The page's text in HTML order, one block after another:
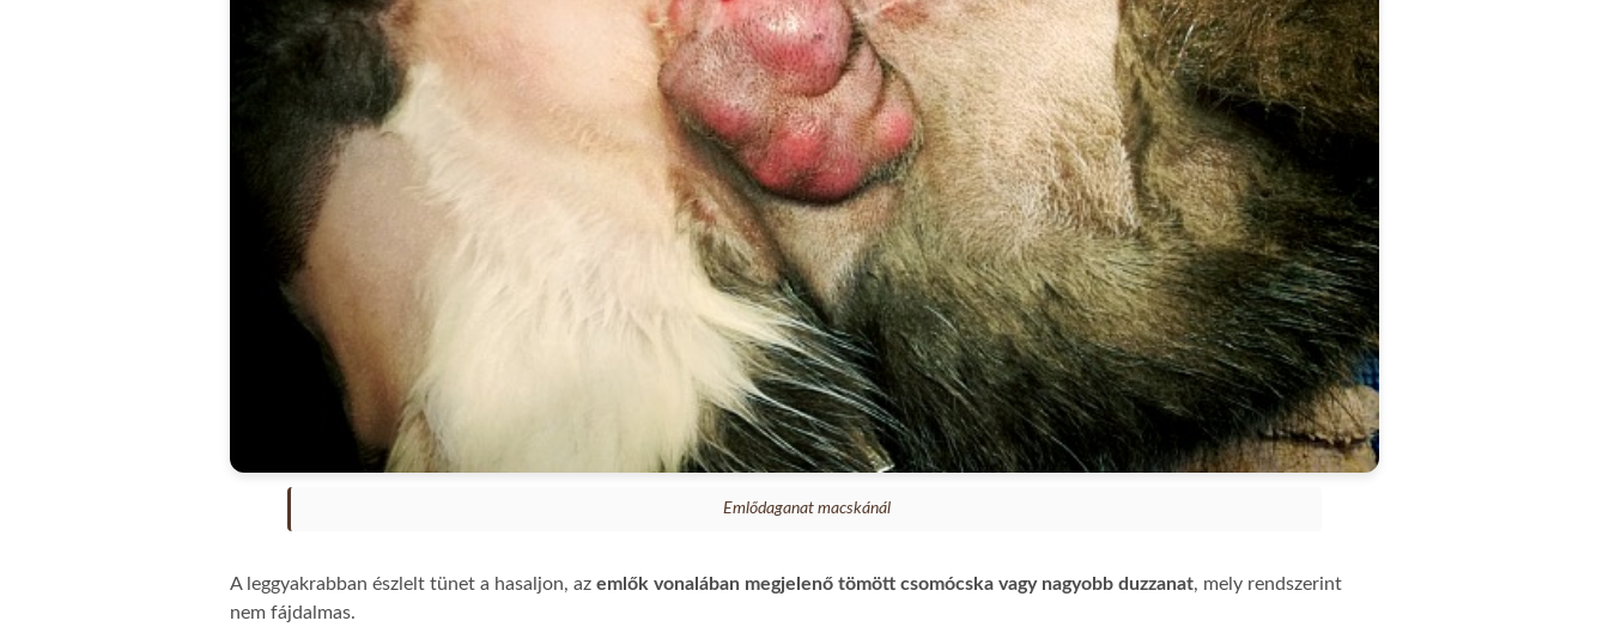
Emlődaganat macskánál
A leggyakrabban észlelt tünet a hasaljon, az emlők vonalában megjelenő tömött csomócska vagy nagyobb duzzanat, mely rendszerint
nem fájdalmas.